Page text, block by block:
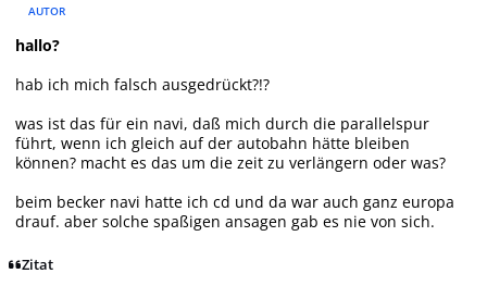
AUTOR
hallo?
hab ich mich falsch ausgedrückt?!?
was ist das für ein navi, daß mich durch die parallelspur
führt, wenn ich gleich auf der autobahn hätte bleiben
können? macht es das um die zeit zu verlängern oder was?
beim becker navi hatte ich cd und da war auch ganz europa
drauf. aber solche spaßigen ansagen gab es nie von sich.
Zitat